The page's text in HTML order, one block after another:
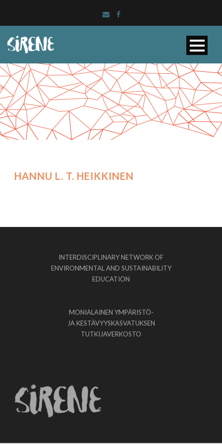
HANNU L. T. HEIKKINEN
INTERDISCIPLINARY NETWORK OF
ENVIRONMENTAL AND SUSTAINABILITY
EDUCATION
MONIALAINEN YMPÄRISTÖ-
JA KESTÄVYYSKASVATUKSEN
TUTKIJAVERKOSTO